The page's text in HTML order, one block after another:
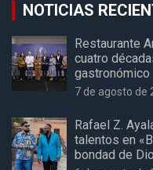
NOTICIAS
Restaurante
cuatro
gastronómico
7 de agosto de
Rafael Z.
talentos en
bondad de